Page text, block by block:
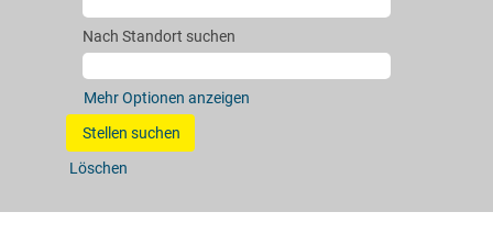
Nach Standort suchen
Mehr Optionen anzeigen
Löschen